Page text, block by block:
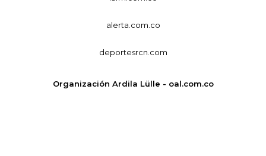
alerta.com.co
deportesrcn.com
Organización Ardila Lülle - oal.com.co